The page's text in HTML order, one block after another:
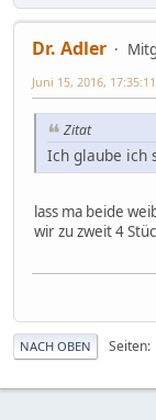
Dr. Adler
Juni 15, 2016, 17:35:11
Zitat
Ich glaube ich
lass ma beide
wir zu zweit 4
NACH OBEN Seiten